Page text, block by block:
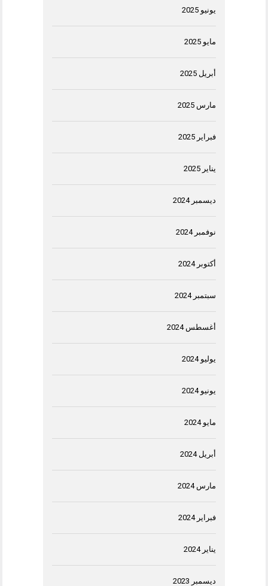
يونيو 2025
مايو 2025
أبريل 2025
مارس 2025
فبراير 2025
يناير 2025
ديسمبر 2024
نوفمبر 2024
أكتوبر 2024
سبتمبر 2024
أغسطس 2024
يوليو 2024
يونيو 2024
مايو 2024
أبريل 2024
مارس 2024
فبراير 2024
يناير 2024
ديسمبر 2023